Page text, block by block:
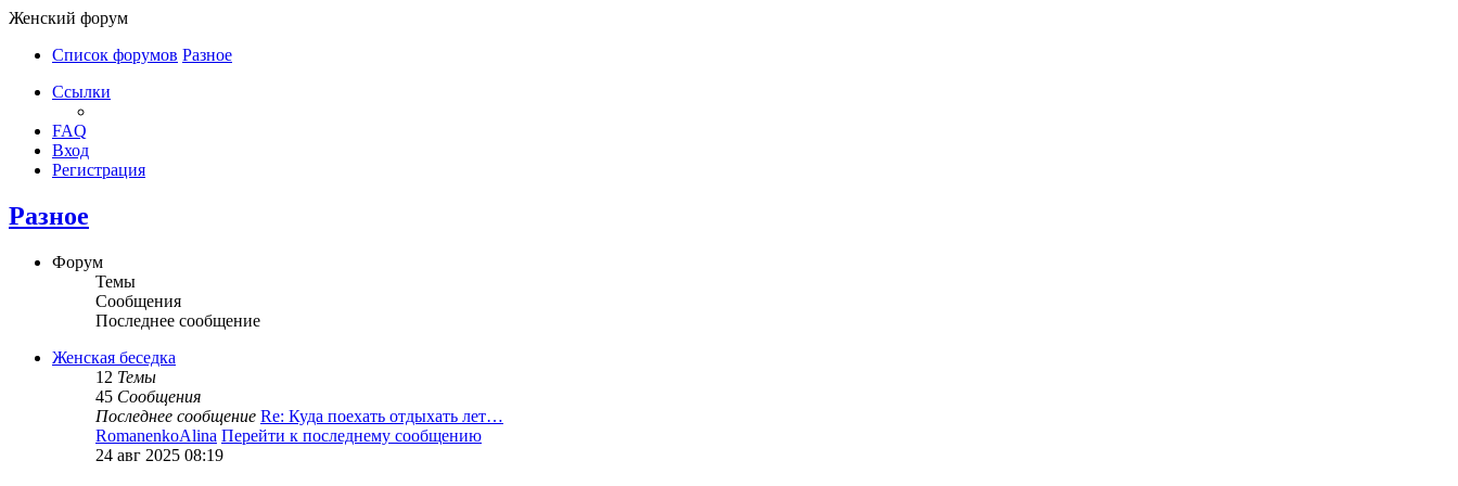
Женский форум
Список форумов Разное
Ссылки
FAQ
Вход
Регистрация
Разное
Форум
Темы
Сообщения
Последнее сообщение
Женская беседка
12 Темы
45 Сообщения
Последнее сообщение Re: Куда поехать отдыхать лет…
RomanenkoAlina Перейти к последнему сообщению
24 авг 2025 08:19